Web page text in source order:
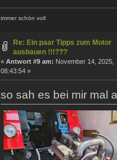
immer schön voll
Re: Ein paar Tipps zum Motor
ausbauen !!!???
« Antwort #9 am: November 14, 2025,
08:43:54 »
so sah es bei mir mal